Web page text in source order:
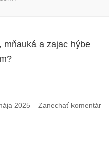
2025 Zanechať komentárk